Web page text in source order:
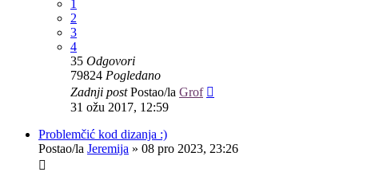
1
2
3
4
35 Odgovori
79824 Pogledano
Zadnji postPostao/la Grof
31 ožu 2017, 12:59
Problemčić kod dizanja :)
Postao/la Jeremija » 08 pro 2023, 23:26